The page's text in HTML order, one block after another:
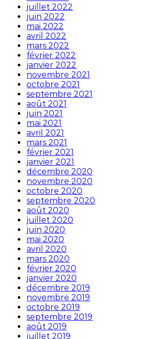
juillet 2022
juin 2022
mai 2022
avril 2022
mars 2022
février 2022
janvier 2022
novembre 2021
octobre 2021
septembre 2021
août 2021
juin 2021
mai 2021
avril 2021
mars 2021
février 2021
janvier 2021
décembre 2020
novembre 2020
octobre 2020
septembre 2020
août 2020
juillet 2020
juin 2020
mai 2020
avril 2020
mars 2020
février 2020
janvier 2020
décembre 2019
novembre 2019
octobre 2019
septembre 2019
août 2019
juillet 2019